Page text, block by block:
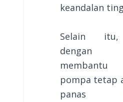
keandalan
Selain
dengan
membantu
pompa tetap
panas